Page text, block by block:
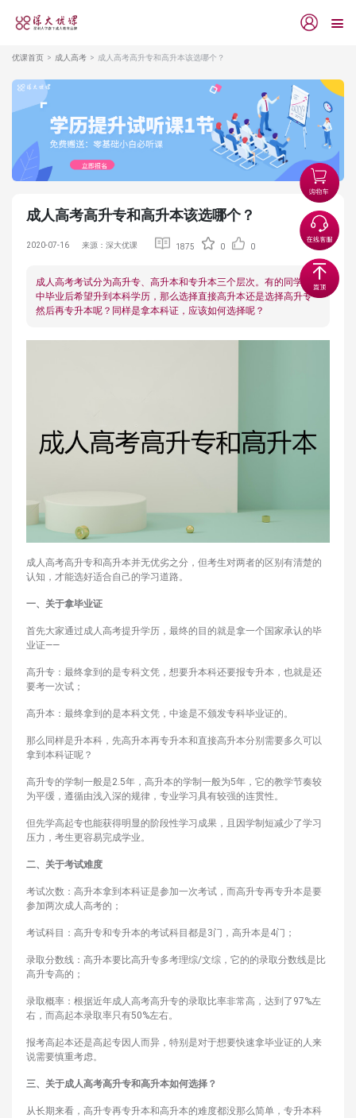
优课首页 成人高考 成人高考高升专和高升本该选哪个？
成人高考高升专和高升本该选哪个？
2020-07-16 来源：深大优课 1875 0 0
成人高考考试分为高升专、高升本和专升本三个层次。有的同学高
中毕业后希望升到本科学历，那么选择直接高升本还是选择高升专
然后再专升本呢？同样是拿本科证，应该如何选择呢？
成人高考高升专和高升本并无优劣之分，但考生对两者的区别有清楚的
认知，才能选好适合自己的学习道路。
一、关于拿毕业证
首先大家通过成人高考提升学历，最终的目的就是拿一个国家承认的毕
业证——
高升专：最终拿到的是专科文凭，想要升本科还要报专升本，也就是还
要考一次试；
高升本：最终拿到的是本科文凭，中途是不颁发专科毕业证的。
那么同样是升本科，先高升本再专升本和直接高升本分别需要多久可以
拿到本科证呢？
高升专的学制一般是2.5年，高升本的学制一般为5年，它的教学节奏较
为平缓，遵循由浅入深的规律，专业学习具有较强的连贯性。
但先学高起专也能获得明显的阶段性学习成果，且因学制短减少了学习
压力，考生更容易完成学业。
二、关于考试难度
考试次数：高升本拿到本科证是参加一次考试，而高升专再专升本是要
参加两次成人高考的；
考试科目：高升专和专升本的考试科目都是3门，高升本是4门；
录取分数线：高升本要比高升专多考理综/文综，它的的录取分数线是比
高升专高的；
录取概率：根据近年成人高考高升专的录取比率非常高，达到了97%左
右，而高起本录取率只有50%左右。
报考高起本还是高起专因人而异，特别是对于想要快速拿毕业证的人来
说需要慎重考虑。
三、关于成人高考高升专和高升本如何选择？
从长期来看，高升专再专升本和高升本的难度都没那么简单，专升本科